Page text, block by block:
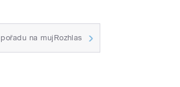
na mujRozhlas